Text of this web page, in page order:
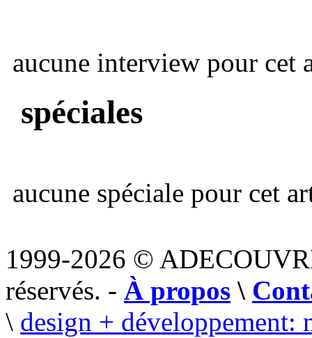
aucune interview pour cet
spéciales
aucune spéciale pour cet
1999-2026 ©
réservés. - À propos \
\ design + développement: